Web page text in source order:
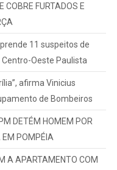
COBRE FURTADOS E
11 suspeitos de
Oeste Paulista
afirma Vinicius
de Bombeiros
DETÉM HOMEM POR
EM POMPÉIA
A APARTAMENTO COM